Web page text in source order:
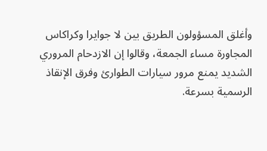
وأغلق المسؤولون الطريق بين لا جوايرا وكراكاس
المجاورة مساء الجمعة، وقالوا إن الازدحام المروري
الشديد يمنع مرور سيارات الطوارئ وفرق الإنقاذ
الرسمية بسرعة.